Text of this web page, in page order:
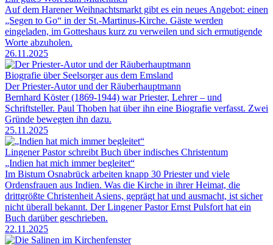
Auf dem Harener Weihnachtsmarkt gibt es ein neues Angebot: einen
„Segen to Go“ in der St.-Martinus-Kirche. Gäste werden
eingeladen, im Gotteshaus kurz zu verweilen und sich ermutigende
Worte abzuholen.
26.11.2025
Biografie über Seelsorger aus dem Emsland
Der Priester-Autor und der Räuberhauptmann
Bernhard Köster (1869-1944) war Priester, Lehrer – und
Schriftsteller. Paul Thoben hat über ihn eine Biografie verfasst. Zwei
Gründe bewegten ihn dazu.
25.11.2025
Lingener Pastor schreibt Buch über indisches Christentum
„Indien hat mich immer begleitet“
Im Bistum Osnabrück arbeiten knapp 30 Priester und viele
Ordensfrauen aus Indien. Was die Kirche in ihrer Heimat, die
drittgrößte Christenheit Asiens, geprägt hat und ausmacht, ist sicher
nicht überall bekannt. Der Lingener Pastor Ernst Pulsfort hat ein
Buch darüber geschrieben.
22.11.2025